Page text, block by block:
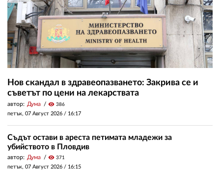
Нов скандал в здравеопазването: Закрива се и
съветът по цени на лекарствата
автор: Дума visibility 386
петък, 07 Август 2026 / 16:17
Съдът остави в ареста петимата младежи за
убийството в Пловдив
автор: Дума visibility 371
петък, 07 Август 2026 / 16:15